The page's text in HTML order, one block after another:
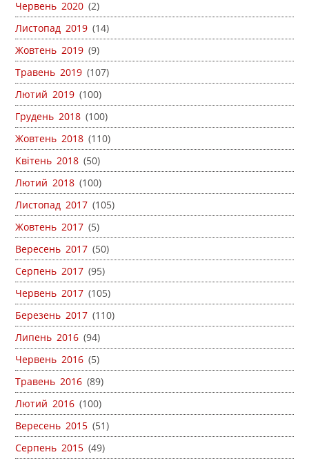
Червень 2020 (2)
Листопад 2019 (14)
Жовтень 2019 (9)
Травень 2019 (107)
Лютий 2019 (100)
Грудень 2018 (100)
Жовтень 2018 (110)
Квітень 2018 (50)
Лютий 2018 (100)
Листопад 2017 (105)
Жовтень 2017 (5)
Вересень 2017 (50)
Серпень 2017 (95)
Червень 2017 (105)
Березень 2017 (110)
Липень 2016 (94)
Червень 2016 (5)
Травень 2016 (89)
Лютий 2016 (100)
Вересень 2015 (51)
Серпень 2015 (49)